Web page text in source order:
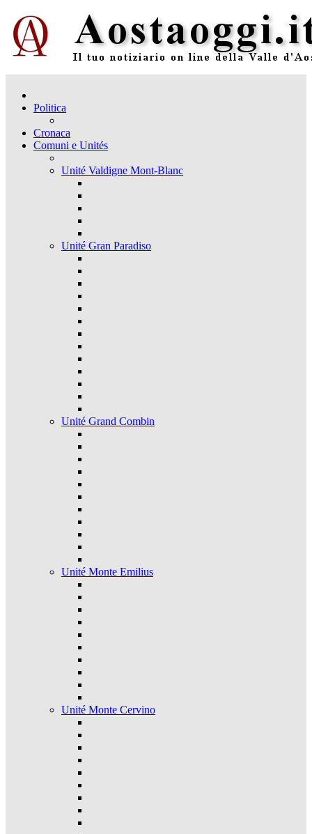
Politica
Cronaca
Comuni e Unités
Unité Valdigne Mont-Blanc
Unité Gran Paradiso
Unité Grand Combin
Unité Monte Emilius
Unité Monte Cervino